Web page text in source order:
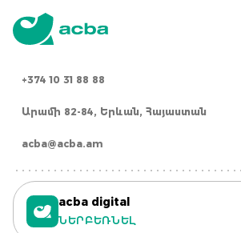
+374 10 31 88 88
Արամի 82-84, Երևան, Հայաստան
acba@acba.am
acba digital
ՆԵՐԲԵՌՆԵԼ